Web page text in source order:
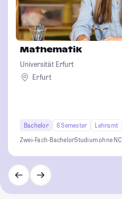
Mathematik
Universität Erfurt
Erfurt
Bachelor 6 Semester
Lehramt
Zwei-Fach-BachelorStudium ohne NC